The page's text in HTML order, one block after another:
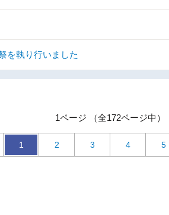
を執り行いました
1ページ （全172ページ中）
1 2 3 4 5